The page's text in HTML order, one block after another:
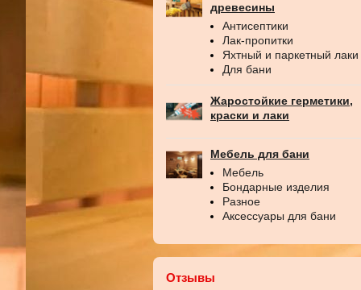
древесины
Антисептики
Лак-пропитки
Яхтный и паркетный лаки
Для бани
Жаростойкие герметики,
краски и лаки
Мебель для бани
Мебель
Бондарные изделия
Разное
Аксессуары для бани
Отзывы